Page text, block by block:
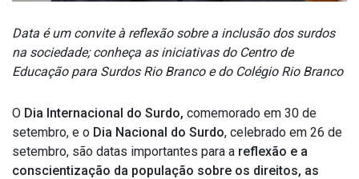
Data é um convite à reflexão sobre a inclusão dos surdos
na sociedade; conheça as iniciativas do Centro de
Educação para Surdos Rio Branco e do Colégio Rio Branco
O Dia Internacional do Surdo, comemorado em 30 de
setembro, e o Dia Nacional do Surdo, celebrado em 26 de
setembro, são datas importantes para a reflexão e a
conscientização da população sobre os direitos, as